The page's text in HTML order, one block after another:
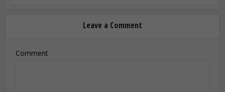
Leave a Comment
Comment